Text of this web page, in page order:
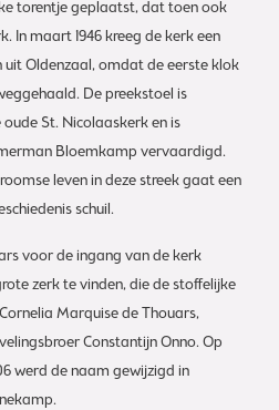
torentje geplaatst, dat toen ook
In maart 1946 kreeg de kerk een
uit Oldenzaal, omdat de eerste klok
De preekstoel is
St. Nicolaaskerk en is
Bloemkamp vervaardigd.
leven in deze streek gaat een
schuil.
voor de ingang van de kerk
zerk te vinden, die de stoffelijke
Marquise de Thouars,
Constantijn Onno. Op
werd de naam gewijzigd in